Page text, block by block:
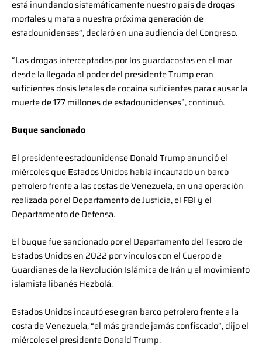
está inundando sistemáticamente nuestro país de drogas
mortales y mata a nuestra próxima generación de
estadounidenses”, declaró en una audiencia del Congreso.
“Las drogas interceptadas por los guardacostas en el mar
desde la llegada al poder del presidente Trump eran
suficientes dosis letales de cocaína suficientes para causar la
muerte de 177 millones de estadounidenses”, continuó.
Buque sancionado
El presidente estadounidense Donald Trump anunció el
miércoles que Estados Unidos había incautado un barco
petrolero frente a las costas de Venezuela, en una operación
realizada por el Departamento de Justicia, el FBI y el
Departamento de Defensa.
El buque fue sancionado por el Departamento del Tesoro de
Estados Unidos en 2022 por vínculos con el Cuerpo de
Guardianes de la Revolución Islámica de Irán y el movimiento
islamista libanés Hezbolá.
Estados Unidos incautó ese gran barco petrolero frente a la
costa de Venezuela, “el más grande jamás confiscado”, dijo el
miércoles el presidente Donald Trump.